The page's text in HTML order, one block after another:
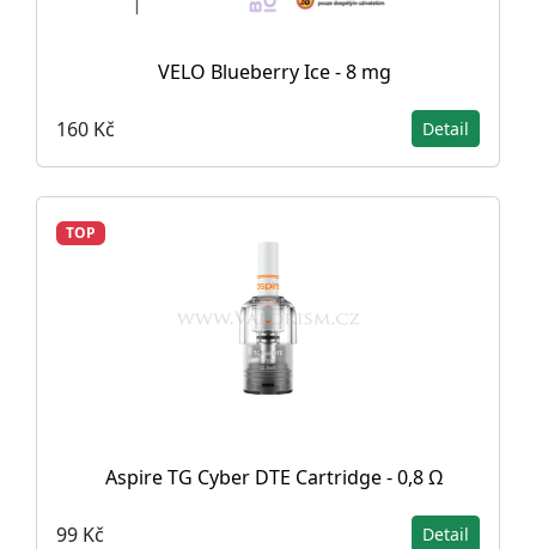
VELO Blueberry Ice - 8 mg
160 Kč Detail
TOP
Aspire TG Cyber DTE Cartridge - 0,8 Ω
99 Kč Detail